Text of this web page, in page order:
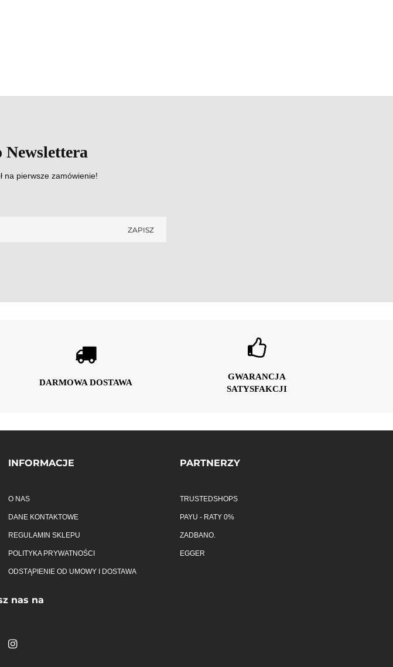
Newslettera
na pierwsze zamówienie!
DARMOWA DOSTAWA
GWARANCJA
SATYSFAKCJI
INFORMACJE
O NAS
DANE KONTAKTOWE
REGULAMIN SKLEPU
POLITYKA PRYWATNOŚCI
ODSTĄPIENIE OD UMOWY I DOSTAWA
PARTNERZY
TRUSTEDSHOPS
PAYU - RATY 0%
ZADBANO.
EGGER
nas na